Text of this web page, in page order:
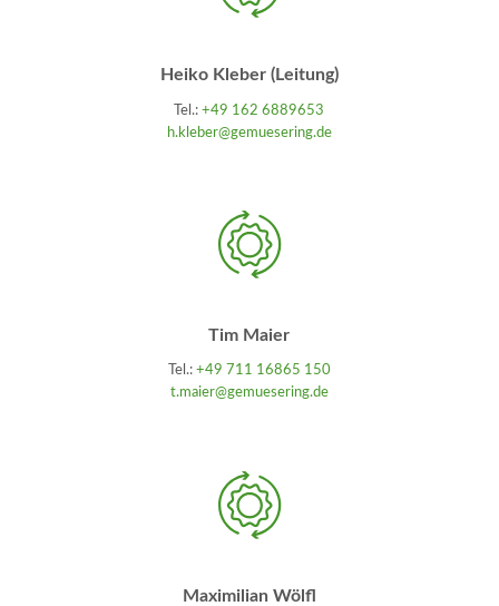
Heiko Kleber (Leitung)
Tel.:+49 162 6889653
h.kleber@gemuesering.de
Tim Maier
Tel.: +49 711 16865 150
t.maier@gemuesering.de
Maximilian Wölfl